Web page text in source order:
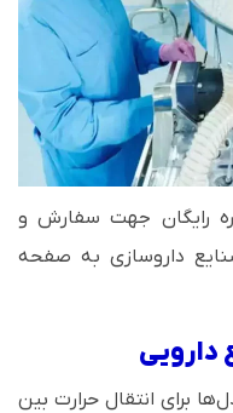
رایگان جهت سفارش و
داروسازی به صفحه
دارویی
برای انتقال حرارت بین